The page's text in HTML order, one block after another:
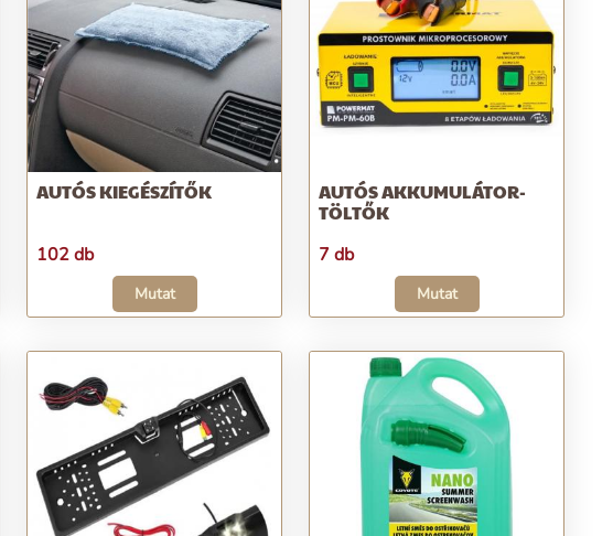
AUTÓS KIEGÉSZÍTŐK
102 db
Mutat
AUTÓS AKKUMULÁTOR-
TÖLTŐK
7 db
Mutat